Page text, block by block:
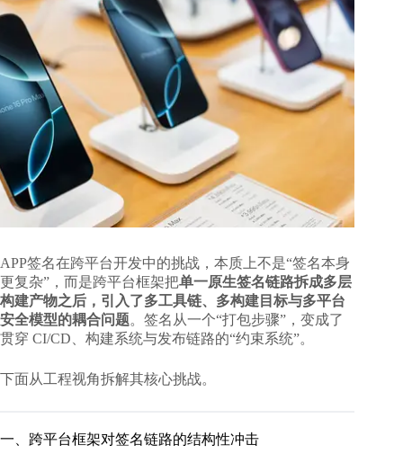
APP签名在跨平台开发中的挑战，本质上不是“签名本身
更复杂”，而是跨平台框架把单一原生签名链路拆成多层
构建产物之后，引入了多工具链、多构建目标与多平台
安全模型的耦合问题。签名从一个“打包步骤”，变成了
贯穿 CI/CD、构建系统与发布链路的“约束系统”。
下面从工程视角拆解其核心挑战。
一、跨平台框架对签名链路的结构性冲击